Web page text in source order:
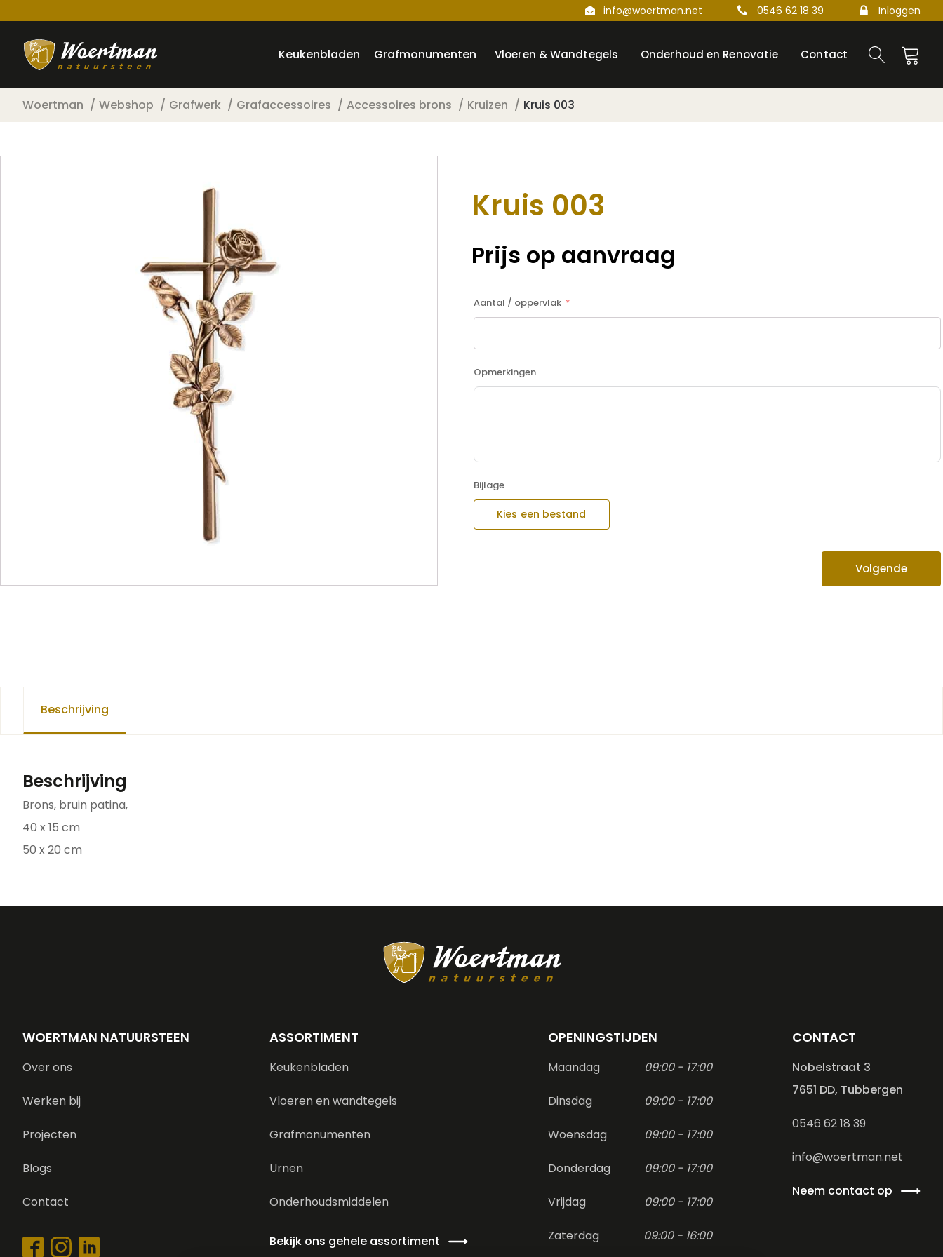
info@woertman.net 0546 62 18 39 Inloggen
Keukenbladen Grafmonumenten Vloeren & Wandtegels Onderhoud en Renovatie Contact
Woertman Webshop Grafwerk Grafaccessoires Accessoires brons Kruizen Kruis 003
Kruis 003
Prijs op aanvraag
Aantal / oppervlak
Opmerkingen
Bijlage
Kies een bestand
Volgende
Beschrijving
Beschrijving
Brons, bruin patina,
40 x 15 cm
50 x 20 cm
WOERTMAN NATUURSTEEN
Over ons
Werken bij
Projecten
Blogs
Contact
ASSORTIMENT
Keukenbladen
Vloeren en wandtegels
Grafmonumenten
Urnen
Onderhoudsmiddelen
Bekijk ons gehele assortiment
OPENINGSTIJDEN
Maandag 09:00 - 17:00
Dinsdag 09:00 - 17:00
Woensdag 09:00 - 17:00
Donderdag 09:00 - 17:00
Vrijdag 09:00 - 17:00
Zaterdag 09:00 - 16:00
CONTACT
Nobelstraat 3
7651 DD, Tubbergen
0546 62 18 39
info@woertman.net
Neem contact op